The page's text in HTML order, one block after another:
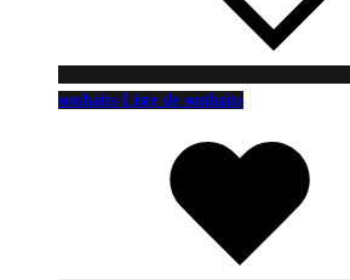
souhaits Liste de souhaits